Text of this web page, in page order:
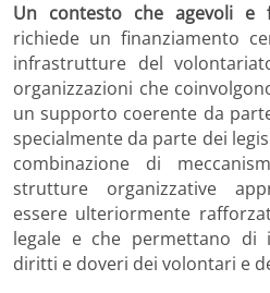
Un contesto che agevoli e
richiede un finanziamento
infrastrutture del
organizzazioni che
un supporto coerente da
specialmente da parte dei
combinazione di
strutture organizzative
essere ulteriormente
legale e che permettano di
diritti e doveri dei volontari e